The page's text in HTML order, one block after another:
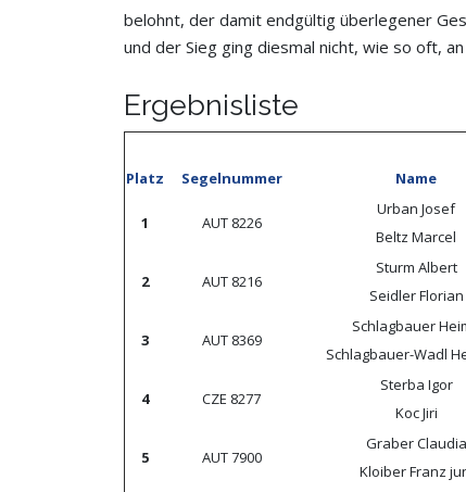
belohnt, der damit endgültig überlegener
und der Sieg ging diesmal nicht, wie so oft,
Ergebnisliste
Platz
Segelnummer Name
1 AUT 8226
Urban Josef
Beltz Marcel
2 AUT 8216
Sturm Albert
Seidler Florian
3 AUT 8369
Schlagbauer
Schlagbauer-Wadl
4 CZE 8277
Sterba Igor
Koc Jiri
5 AUT 7900
Graber Claudia
Kloiber Franz